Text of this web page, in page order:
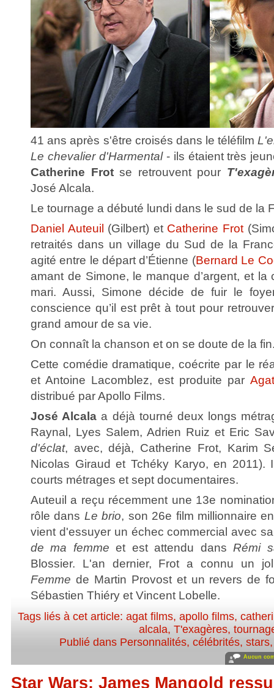
41 ans après s'être croisés dans le téléfilm
Le chevalier d'Harmental- ils étaient très
Catherine Frotse retrouvent pour
José Alcala.
Le tournage a débuté lundi dans le sud de la
Daniel Auteuil (Gilbert) et Catherine Frot
retraités dans un village du Sud de la
agité entre le départ d’Étienne (Bernard Le
amant de Simone, le manque d’argent, et la
mari. Aussi, Simone décide de fuir le
conscience qu’il est prêt à tout pour
grand amour de sa vie.
On connaît la chanson et on se doute de la
Cette comédie dramatique, coécrite par le
et Antoine Lacomblez, est produite par
distribué par Apollo Films.
José Alcala a déjà tourné deux longs
Raynal, Lyes Salem, Adrien Ruiz et Eric
d'éclat, avec, déjà, Catherine Frot, Karim
Nicolas Giraud et Tchéky Karyo, en 2011).
courts métrages et sept documentaires.
Auteuil a reçu récemment une 13e
rôle dans Le brio, son 26e film millionnaire
vient d'essuyer un échec commercial avec
de ma femme et est attendu dansRémi
Blossier. L'an dernier, Frot a connu un
Femme de Martin Provost et un revers de
Sébastien Thiéry et Vincent Lobelle.
Tags liés à cet article: agat films, apollo films,
alcala,T'exagères,
Publié dans Personnalités, célébrités, stars
Aucun
Star Wars: James Mangold